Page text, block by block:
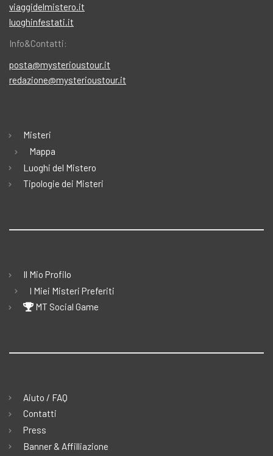
viaggidelmistero.it
luoghinfestati.it
Info&Contatti:
posta@mysterioustour.it
redazione@mysterioustour.it
Misteri
Mappa
Luoghi del Mistero
Tipologie dei Misteri
Il Mio Profilo
I Miei Misteri Preferiti
MT Social Game
Aiuto / FAQ
Contatti
Press
Banner & Affilliazione